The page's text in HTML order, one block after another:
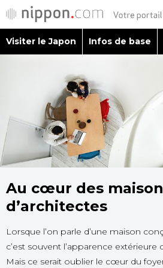
Visiter le Japon
Infos de base
Dossiers
Économie
Visiter le Japon Infos de base
Au cœur des
d’architectes
Lorsque l’on parle d’une maison
c’est souvent l’apparence extérieure
Mais ce serait oublier le cœur du